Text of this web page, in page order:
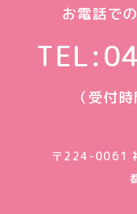
お電話で
TEL:
（受付
〒224-0061